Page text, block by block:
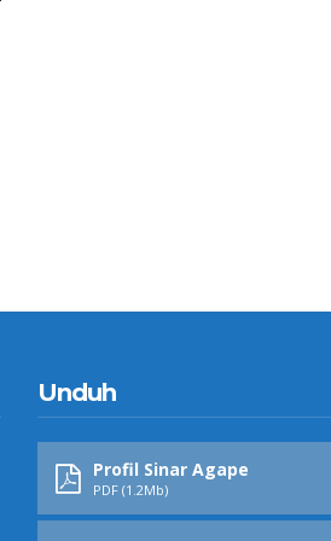
Unduh
Profil Sinar Agape
PDF (1.2Mb)